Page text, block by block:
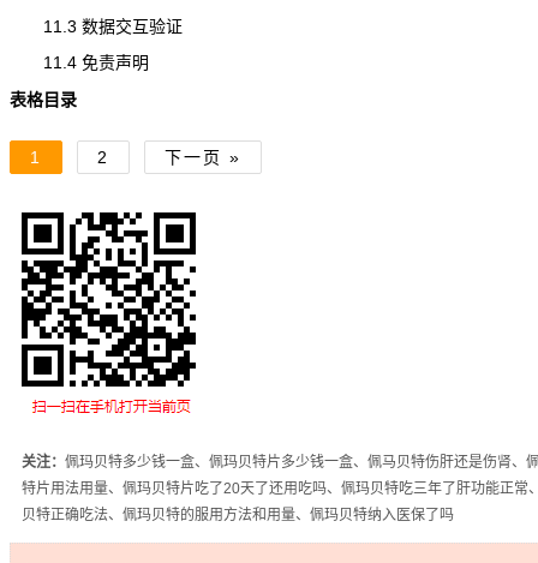
11.3 数据交互验证
11.4 免责声明
表格目录
1 2 下一页 »
关注： 佩玛贝特多少钱一盒、佩玛贝特片多少钱一盒、佩马贝特伤肝还是伤肾、
特片用法用量、佩玛贝特片吃了20天了还用吃吗、佩玛贝特吃三年了肝功能正常
贝特正确吃法、佩玛贝特的服用方法和用量、佩玛贝特纳入医保了吗